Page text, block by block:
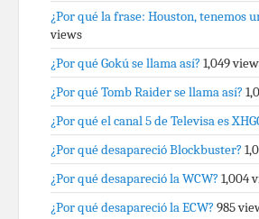
¿Por qué la frase: Houston, tenemos
views
¿Por qué Gokú se llama así? 1,049
¿Por qué Tomb Raider se llama así?
¿Por qué el canal 5 de Televisa es
¿Por qué desapareció Blockbuster?
¿Por qué desapareció la WCW? 1,004
¿Por qué desapareció la ECW? 985